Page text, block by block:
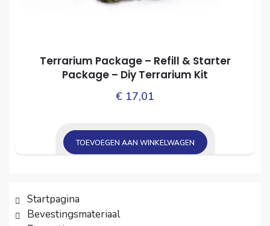
Terrarium Package – Refill & Starter
Package – Diy Terrarium Kit
€ 17,01
TOEVOEGEN AAN WINKELWAGEN
Startpagina
Bevestingsmateriaal